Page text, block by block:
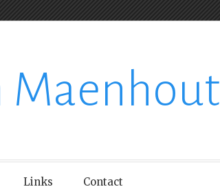
Maenhout
Links Contact